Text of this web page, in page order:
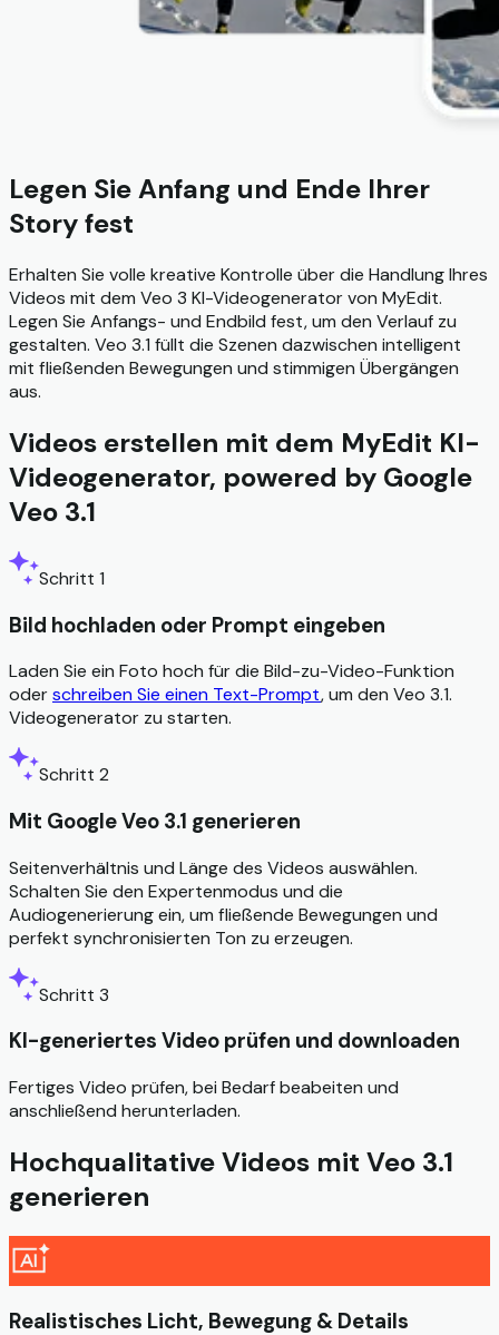
Legen Sie Anfang und Ende Ihrer
Story fest
Erhalten Sie volle kreative Kontrolle über die Handlung Ihres
Videos mit dem Veo 3 KI-Videogenerator von MyEdit.
Legen Sie Anfangs- und Endbild fest, um den Verlauf zu
gestalten. Veo 3.1 füllt die Szenen dazwischen intelligent
mit fließenden Bewegungen und stimmigen Übergängen
aus.
Videos erstellen mit dem MyEdit KI-
Videogenerator, powered by Google
Veo 3.1
Schritt 1
Bild hochladen oder Prompt eingeben
Laden Sie ein Foto hoch für die Bild-zu-Video-Funktion
oderschreiben Sie einen Text-Prompt, um den Veo 3.1.
Videogenerator zu starten.
Schritt 2
Mit Google Veo 3.1 generieren
Seitenverhältnis und Länge des Videos auswählen.
Schalten Sie den Expertenmodus und die
Audiogenerierung ein, um fließende Bewegungen und
perfekt synchronisierten Ton zu erzeugen.
Schritt 3
KI-generiertes Video prüfen und downloaden
Fertiges Video prüfen, bei Bedarf beabeiten und
anschließend herunterladen.
Hochqualitative Videos mit Veo 3.1
generieren
Realistisches Licht, Bewegung & Details